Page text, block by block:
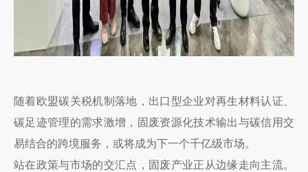
随着欧盟碳关税机制落地，出口型企业对再生材料认证、
碳足迹管理的需求激增，固废资源化技术输出与碳信用交
易结合的跨境服务，或将成为下一个千亿级市场。
站在政策与市场的交汇点，固废产业正从边缘走向主流。